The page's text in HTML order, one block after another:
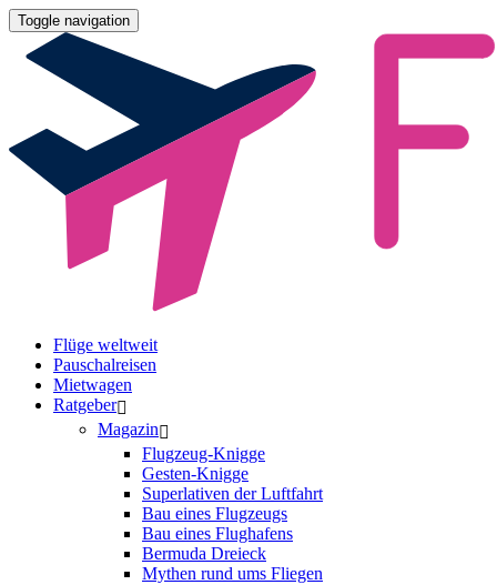
Toggle navigation
Flüge weltweit
Pauschalreisen
Mietwagen
Ratgeber
Magazin
Flugzeug-Knigge
Gesten-Knigge
Superlativen der Luftfahrt
Bau eines Flugzeugs
Bau eines Flughafens
Bermuda Dreieck
Mythen rund ums Fliegen